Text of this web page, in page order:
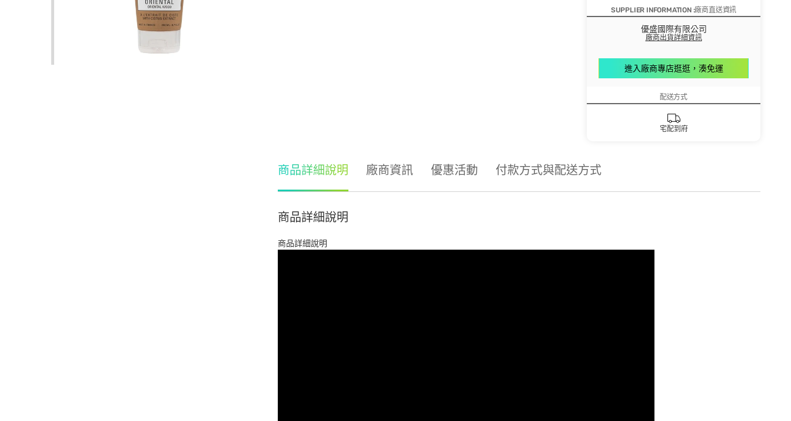
SUPPLIER INFORMATION :廠商直送資訊
優盛國際有限公司
廠商出貨詳細資訊
進入廠商專店逛逛，湊免運
配送方式
宅配到府
商品詳細說明 廠商資訊 優惠活動 付款方式與配送方式
商品詳細說明
商品詳細說明